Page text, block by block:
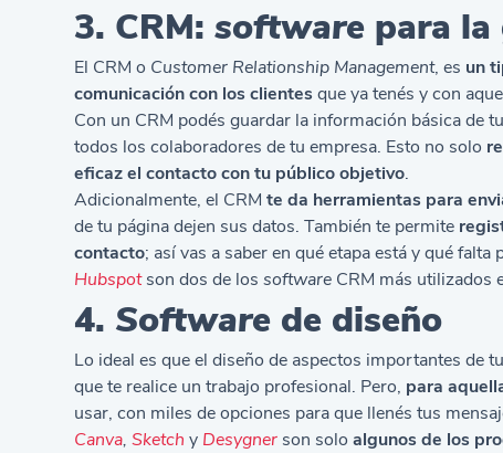
3. CRM:software para la
El CRM o Customer Relationship Management, es un
comunicación con los clientesque ya tenés y con
Con un CRM podés guardar la información básica de
todos los colaboradores de tu empresa. Esto no solo
eficaz el contacto con tu público objetivo.
Adicionalmente, el CRMte da herramientas para
de tu página dejen sus datos. También te permite
contacto; así vas a saber en qué etapa está y qué
Hubspot son dos de lossoftware CRM más utilizados
4. Software de diseño
Lo ideal es que el diseño de aspectos importantes de
que te realice un trabajo profesional. Pero, para
usar, con miles de opciones para que llenés tus
Canva, Sketch y Desygner son soloalgunos de los